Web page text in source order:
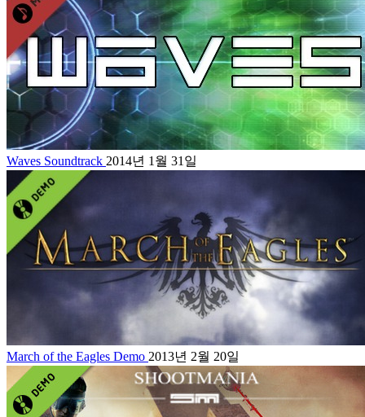
Waves Soundtrack 2014년 1월 31일
March of the Eagles Demo 2013년 2월 20일